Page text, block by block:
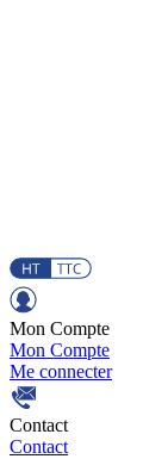
Mon Compte
Mon Compte
Me connecter
Contact
Contact